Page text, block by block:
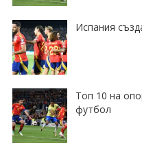
Испания
Топ 10 на
футбол